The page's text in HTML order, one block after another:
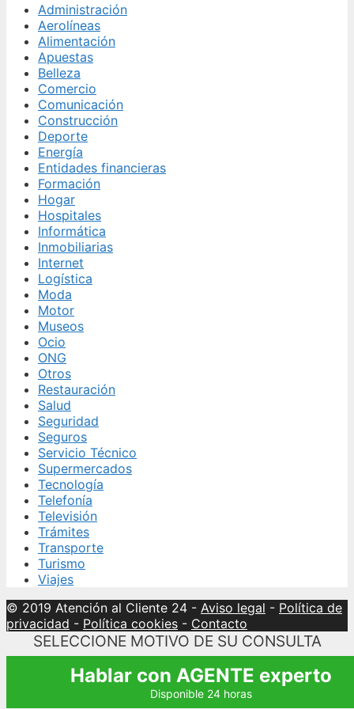
Administración
Aerolíneas
Alimentación
Apuestas
Belleza
Comercio
Comunicación
Construcción
Deporte
Energía
Entidades financieras
Formación
Hogar
Hospitales
Informática
Inmobiliarias
Internet
Logística
Moda
Motor
Museos
Ocio
ONG
Otros
Restauración
Salud
Seguridad
Seguros
Servicio Técnico
Supermercados
Tecnología
Telefonía
Televisión
Trámites
Transporte
Turismo
Viajes
© 2019 Atención al Cliente 24 - Aviso legal - Política de
privacidad - Política cookies - Contacto
SELECCIONE MOTIVO DE SU CONSULTA
Hablar con AGENTE experto
Disponible 24 horas